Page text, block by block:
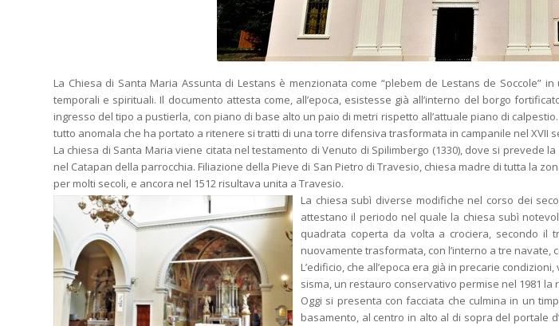
La Chiesa di Santa Maria Assunta di Lestans è menzionata come “plebem de Lestans de Soccole”
temporali e spirituali. Il documento attesta come, all’epoca, esistesse già all’interno del borgo
ingresso del tipo a pustierla, con piano di base alto un paio di metri rispetto all’attuale piano di
tutto anomala che ha portato a ritenere si tratti di una torre difensiva trasformata in campanile nel XVII
La chiesa di Santa Maria viene citata nel testamento di Venuto di Spilimbergo (1330), dove si
nel Catapan della parrocchia. Filiazione della Pieve di San Pietro di Travesio, chiesa madre di tutta la
per molti secoli, e ancora nel 1512 risultava unita a Travesio.
La chiesa subì diverse modifiche nel corso dei
attestano il periodo nel quale la chiesa subì
quadrata coperta da volta a crociera, secondo il
nuovamente trasformata, con l’interno a tre navate,
L’edificio, che all’epoca era già in precarie
sisma, un restauro conservativo permise nel 1981 la
Oggi si presenta con facciata che culmina in un
basamento, al centro in alto al di sopra del portale